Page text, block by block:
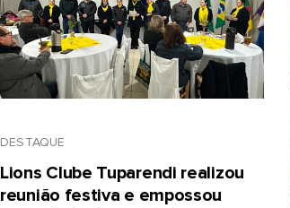
DESTAQUE
Lions Clube Tuparendi realizou
reunião festiva e empossou